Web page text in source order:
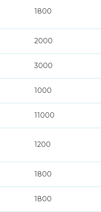
1800
2000
3000
1000
11000
1200
1800
1800